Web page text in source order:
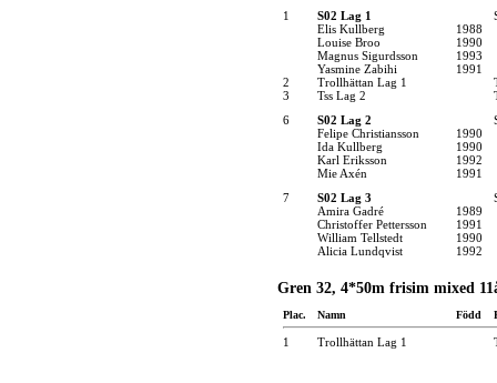
1 S02 Lag 1
Elis Kullberg
1988
Louise Broo
1990
Magnus Sigurdsson
1993
Yasmine Zabihi
1991
2
Trollhättan Lag 1
3
Tss Lag 2
6
S02 Lag 2
Felipe Christiansson
1990
Ida Kullberg
1990
Karl Eriksson
1992
Mie Axén
1991
7
S02 Lag 3
Amira Gadré
1989
Christoffer Pettersson
1991
William Tellstedt
1990
Alicia Lundqvist
1992
Gren 32, 4*50m frisim mixed
Plac. Namn Född
1 Trollhättan Lag 1